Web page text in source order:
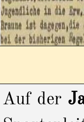
Auf der